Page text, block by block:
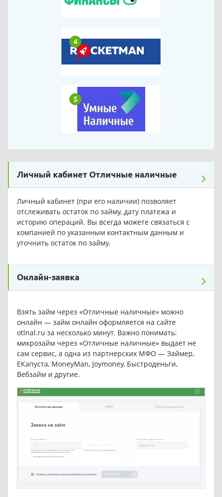
4
5
Личный кабинет Отличные наличные
Личный кабинет (при его наличии) позволяет
отслеживать остаток по займу, дату платежа и
историю операций. Вы всегда можете связаться с
компанией по указанным контактным данным и
уточнить остаток по займу.
Онлайн-заявка
Взять займ через «Отличные наличные» можно
онлайн — займ онлайн оформляется на сайте
otlnal.ru за несколько минут. Важно понимать:
микрозайм через «Отличные наличные» выдает не
сам сервис, а одна из партнерских МФО — Займер,
ЕКапуста, MoneyMan, Joymoney, Быстроденьги,
Вебзайм и другие.